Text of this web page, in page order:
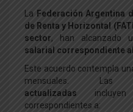
La Federación Argentina
de Renta y Horizontal
sector, han alcanzado
salarial correspondiente
Este acuerdo contempla
mensuales.
actualizadas
correspondientes a: